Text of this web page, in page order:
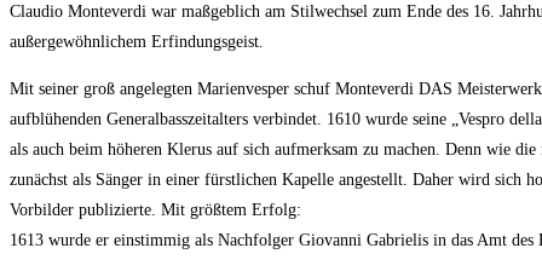
Claudio Monteverdi war maßgeblich am Stilwechsel zum Ende des 16.
außergewöhnlichem Erfindungsgeist.
Mit seiner groß angelegten Marienvesper schuf Monteverdi DAS
aufblühenden Generalbasszeitalters verbindet. 1610 wurde seine „Vespro
als auch beim höheren Klerus auf sich aufmerksam zu machen. Denn wie
zunächst als Sänger in einer fürstlichen Kapelle angestellt. Daher wird sich
Vorbilder publizierte. Mit größtem Erfolg:
1613 wurde er einstimmig als Nachfolger Giovanni Gabrielis in das Amt